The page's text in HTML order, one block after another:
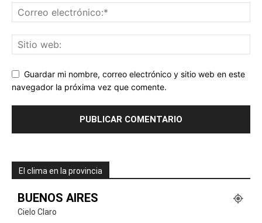
Guardar mi nombre, correo electrónico y sitio web en este
navegador la próxima vez que comente.
El clima en la provincia
BUENOS AIRES
Cielo Claro